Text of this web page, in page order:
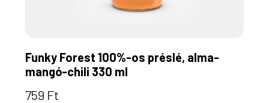
Funky Forest 100%-os préslé, alma-
mangó-chili 330 ml
759 Ft